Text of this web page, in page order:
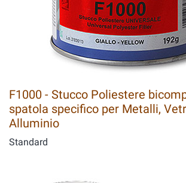
F1000 - Stucco Poliestere
spatola specifico per Metalli,
Alluminio
Standard